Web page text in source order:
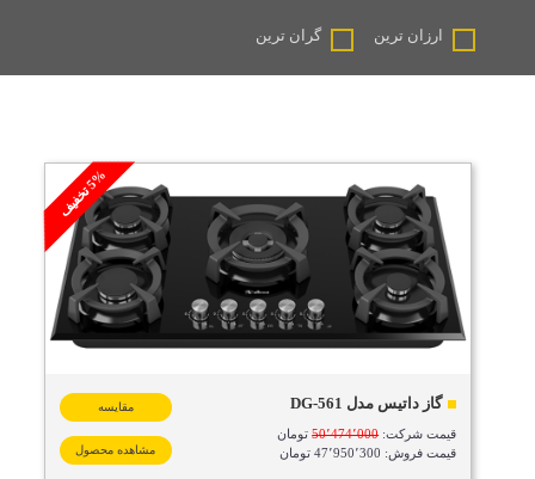
ارزان ترین گران ترین
گاز داتیس مدل DG-561
قیمت شرکت:50٬474٬000تومان
قیمت فروش: 47٬950٬300 تومان
5
%
ت
خ
ف
ی
ف
مقایسه
مشاهده محصول